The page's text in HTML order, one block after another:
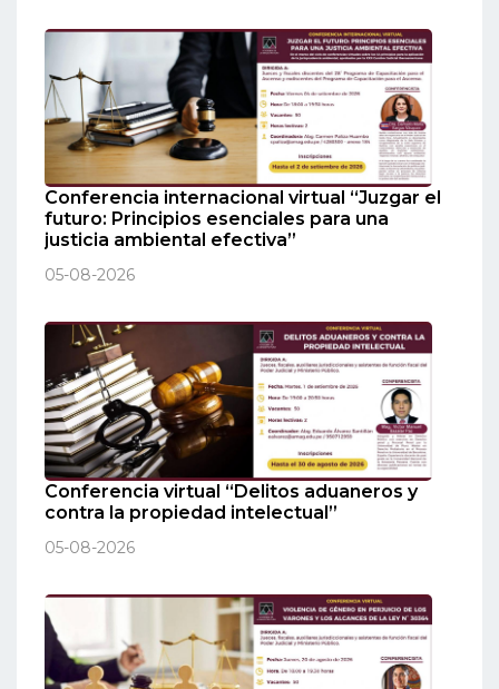
Conferencia internacional virtual “Juzgar el
futuro: Principios esenciales para una
justicia ambiental efectiva”
05-08-2026
Conferencia virtual “Delitos aduaneros y
contra la propiedad intelectual”
05-08-2026